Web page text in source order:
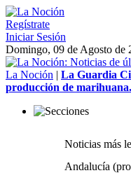
Regístrate
Iniciar Sesión
Domingo, 09 de Agosto de
La Noción | La Guardia
producción de
Noticias más
Andalucía